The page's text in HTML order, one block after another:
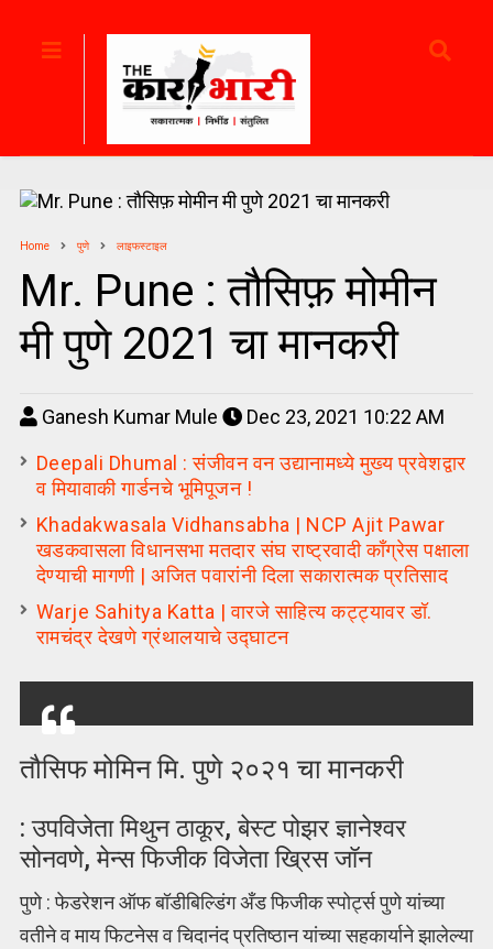
Home पुणे लाइफस्टाइल
Mr. Pune : तौसिफ़ मोमीन
मी पुणे 2021 चा मानकरी
Ganesh Kumar Mule
Dec 23, 2021 10:22 AM
Deepali Dhumal : संजीवन वन उद्यानामध्ये मुख्य प्रवेशद्वार
व मियावाकी गार्डनचे भूमिपूजन !
Khadakwasala Vidhansabha | NCP Ajit Pawar
खडकवासला विधानसभा मतदार संघ राष्ट्रवादी कॉंग्रेस पक्षाला
देण्याची मागणी | अजित पवारांनी दिला सकारात्मक प्रतिसाद
Warje Sahitya Katta | वारजे साहित्य कट्ट्यावर डॉ.
रामचंद्र देखणे ग्रंथालयाचे उद्घाटन
तौसिफ मोमिन मि. पुणे २०२१ चा मानकरी
: उपविजेता मिथुन ठाकूर, बेस्ट पोझर ज्ञानेश्वर
सोनवणे, मेन्स फिजीक विजेता ख्रिस जॉन
पुणे : फेडरेशन ऑफ बॉडीबिल्डिंग अँड फिजीक स्पोर्ट्स पुणे यांच्या
वतीने व माय फिटनेस व चिदानंद प्रतिष्ठान यांच्या सहकार्याने झालेल्या